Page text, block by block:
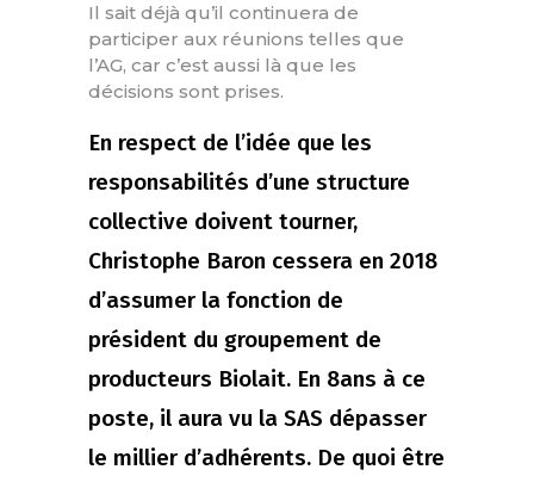
Il sait déjà qu’il continuera de
participer aux réunions telles que
l’AG, car c’est aussi là que les
décisions sont prises.
En respect de l’idée que les
responsabilités d’une structure
collective doivent tourner,
Christophe Baron cessera en 2018
d’assumer la fonction de
président du groupement de
producteurs Biolait. En 8ans à ce
poste, il aura vu la SAS dépasser
le millier d’adhérents. De quoi être